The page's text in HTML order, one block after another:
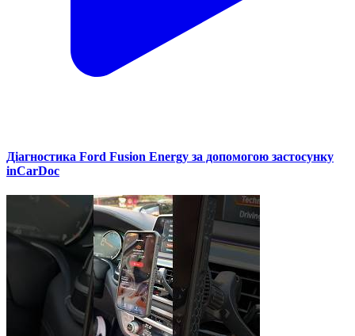
Діагностика Ford Fusion Energy за допомогою застосунку
inCarDoc